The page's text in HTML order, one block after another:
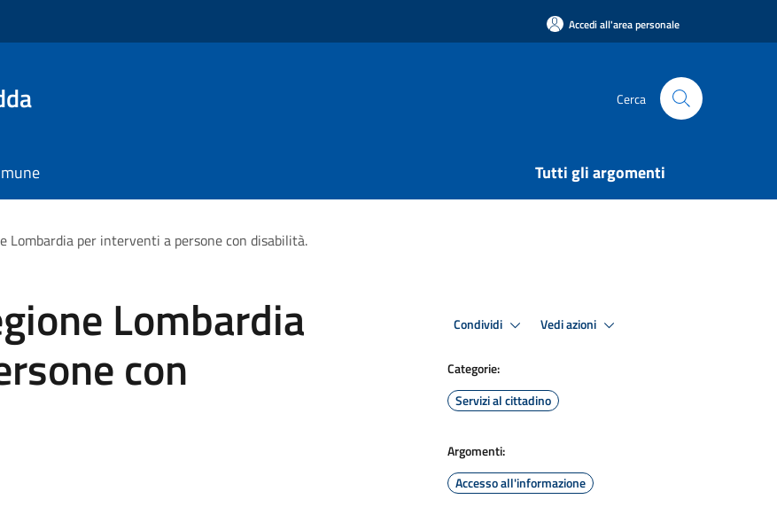
Accedi all'area personale
Cerca
Tutti gli argomenti
Lombardia per interventi a persone con disabilità.
Lombardia
con
Condividi Vedi azioni
Categorie:
Servizi al cittadino
Argomenti:
Accesso all'informazione